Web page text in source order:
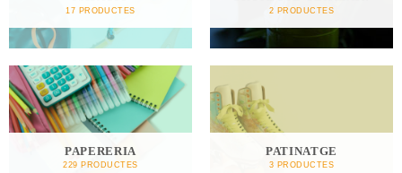
17 PRODUCTES 2 PRODUCTES
PAPERERIA
229 PRODUCTES
PATINATGE
3 PRODUCTES